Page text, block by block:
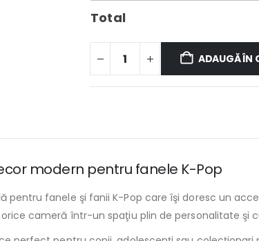
Total
ADAUGĂ ÎN
modern pentru fanele K-Pop
pentru fanele şi fanii K-Pop care îşi doresc un
cameră într-un spaţiu plin de personalitate şi